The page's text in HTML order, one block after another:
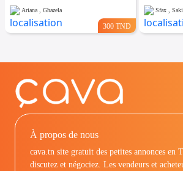
Ariana , Ghazela
300 TND
Sfax ,
À propos de nous
cava.tn site gratuit des petites annonces en
discutez et négociez. Les vendeurs et